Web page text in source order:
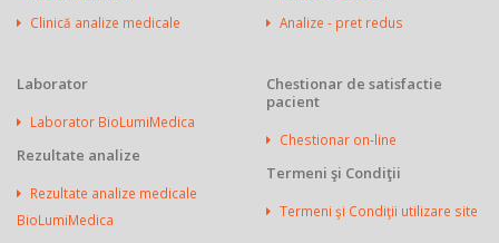
Clinică analize medicale
Analize - pret redus
Laborator
Laborator BioLumiMedica
Rezultate analize
Rezultate analize medicale
BioLumiMedica
Chestionar de satisfactie
pacient
Chestionar on-line
Termeni şi Condiţii
Termeni şi Condiţii utilizare site